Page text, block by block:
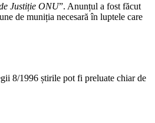
Justiție ONU”. Anunțul a fost făcut
de muniția necesară în luptele care
8/1996 știrile pot fi preluate chiar de